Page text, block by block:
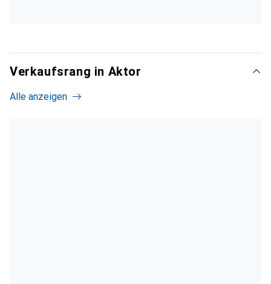
Verkaufsrang in Aktor
Alle anzeigen